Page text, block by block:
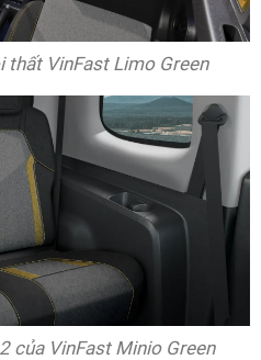
thất VinFast Limo Green
của VinFast Minio Green